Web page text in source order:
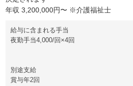
年収 3,200,000円〜 ※介護福祉士
給与に含まれる手当
夜勤手当4,000/回×4回
別途支給
賞与年2回